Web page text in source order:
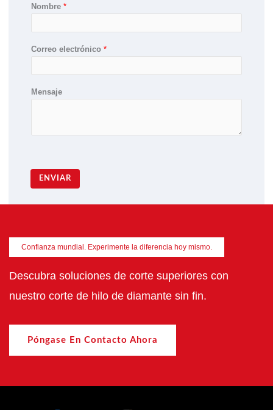
Nombre *
Correo electrónico *
Mensaje
ENVIAR
Confianza mundial. Experimente la diferencia hoy mismo.
Descubra soluciones de corte superiores con
nuestro corte de hilo de diamante sin fin.
Póngase En Contacto Ahora